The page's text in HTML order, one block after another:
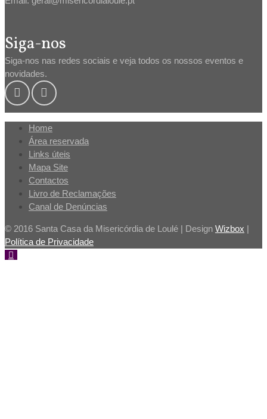
Siga-nos
Siga-nos nas redes sociais e veja todos os nossos eventos e
novidades.
Home
Área reservada
Links úteis
Mapa Site
Contactos
Livro de Reclamações
Canal de Denúncias
© 2016 Santa Casa da Misericórdia de Loulé | Design Wizbox |
Política de Privacidade